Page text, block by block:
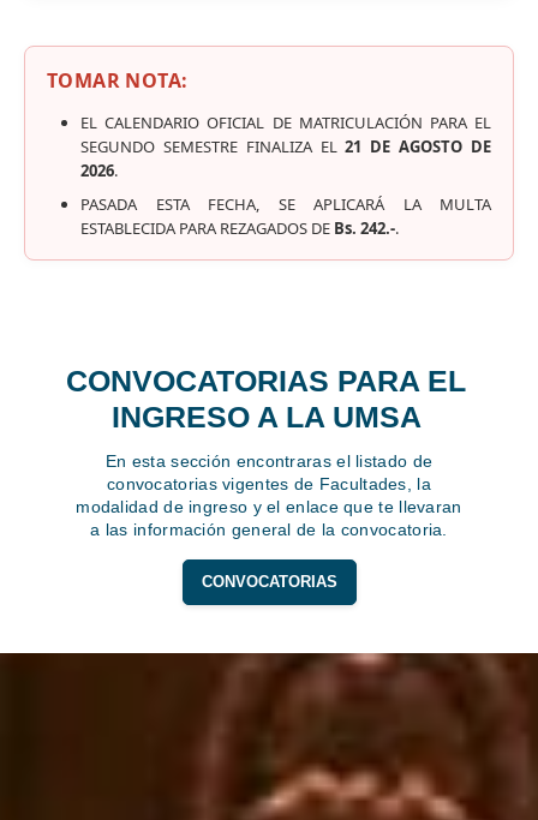
TOMAR NOTA:
EL CALENDARIO OFICIAL DE MATRICULACIÓN PARA EL
SEGUNDO SEMESTRE FINALIZA EL21 DE AGOSTO DE
2026.
PASADA ESTA FECHA, SE APLICARÁ LA MULTA
ESTABLECIDA PARA REZAGADOS DE Bs. 242.-.
CONVOCATORIAS PARA EL
INGRESO A LA UMSA
En esta sección encontraras el listado de
convocatorias vigentes de Facultades, la
modalidad de ingreso y el enlace que te llevaran
a las información general de la convocatoria.
CONVOCATORIAS